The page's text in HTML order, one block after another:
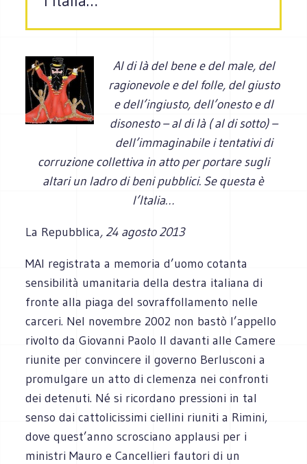
Al di là del bene e del male, del
ragionevole e del folle, del giusto
e dell’ingiusto, dell’onesto e dl
disonesto – al di là ( al di sotto) –
dell’immaginabile i tentativi di
corruzione collettiva in atto per portare sugli
altari un ladro di beni pubblici. Se questa è
l’Italia…
La Repubblica, 24 agosto 2013
MAI registrata a memoria d’uomo cotanta
sensibilità umanitaria della destra italiana di
fronte alla piaga del sovraffollamento nelle
carceri. Nel novembre 2002 non bastò l’appello
rivolto da Giovanni Paolo II davanti alle Camere
riunite per convincere il governo Berlusconi a
promulgare un atto di clemenza nei confronti
dei detenuti. Né si ricordano pressioni in tal
senso dai cattolicissimi ciellini riuniti a Rimini,
dove quest’anno scrosciano applausi per i
ministri Mauro e Cancellieri fautori di un